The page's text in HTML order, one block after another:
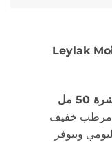
Leylak
ليلاك مرطب جل لجميع أنواع البشرة 50 مل
مرطب خفيف
وبيوفر